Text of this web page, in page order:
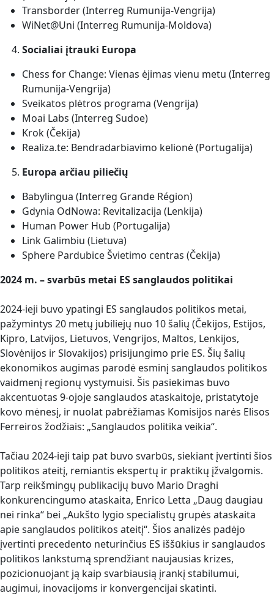
Transborder (Interreg Rumunija-Vengrija)
WiNet@Uni (Interreg Rumunija-Moldova)
Socialiai įtrauki Europa
Chess for Change: Vienas ėjimas vienu metu (Interreg
Rumunija-Vengrija)
Sveikatos plėtros programa (Vengrija)
Moai Labs (Interreg Sudoe)
Krok (Čekija)
Realiza.te: Bendradarbiavimo kelionė (Portugalija)
Europa arčiau piliečių
Babylingua (Interreg Grande Région)
Gdynia OdNowa: Revitalizacija (Lenkija)
Human Power Hub (Portugalija)
Link Galimbiu (Lietuva)
Sphere Pardubice Švietimo centras (Čekija)
2024 m. – svarbūs metai ES sanglaudos politikai
2024-ieji buvo ypatingi ES sanglaudos politikos metai,
pažymintys 20 metų jubiliejų nuo 10 šalių (Čekijos, Estijos,
Kipro, Latvijos, Lietuvos, Vengrijos, Maltos, Lenkijos,
Slovėnijos ir Slovakijos) prisijungimo prie ES. Šių šalių
ekonomikos augimas parodė esminį sanglaudos politikos
vaidmenį regionų vystymuisi. Šis pasiekimas buvo
akcentuotas 9-ojoje sanglaudos ataskaitoje, pristatytoje
kovo mėnesį, ir nuolat pabrėžiamas Komisijos narės Elisos
Ferreiros žodžiais: „Sanglaudos politika veikia“.
Tačiau 2024-ieji taip pat buvo svarbūs, siekiant įvertinti šios
politikos ateitį, remiantis ekspertų ir praktikų įžvalgomis.
Tarp reikšmingų publikacijų buvo Mario Draghi
konkurencingumo ataskaita, Enrico Letta „Daug daugiau
nei rinka“ bei „Aukšto lygio specialistų grupės ataskaita
apie sanglaudos politikos ateitį“. Šios analizės padėjo
įvertinti precedento neturinčius ES iššūkius ir sanglaudos
politikos lankstumą sprendžiant naujausias krizes,
pozicionuojant ją kaip svarbiausią įrankį stabilumui,
augimui, inovacijoms ir konvergencijai skatinti.